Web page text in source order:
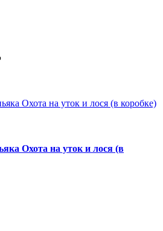
Охота на уток и лося (в